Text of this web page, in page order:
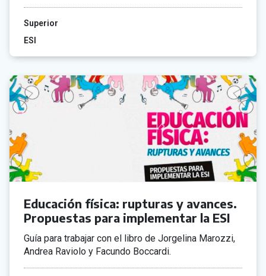
Superior
ESI
Educación física: rupturas y avances.
Propuestas para implementar la ESI
Guía para trabajar con el libro de Jorgelina Marozzi,
Andrea Raviolo y Facundo Boccardi.